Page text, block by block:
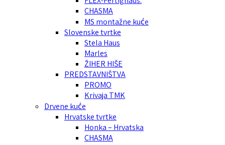
CHASMA
MS montažne kuće
Slovenske tvrtke
Stela Haus
Marles
ŽIHER HIŠE
PREDSTAVNIŠTVA
PROMO
Krivaja TMK
Drvene kuće
Hrvatske tvrtke
Honka – Hrvatska
CHASMA